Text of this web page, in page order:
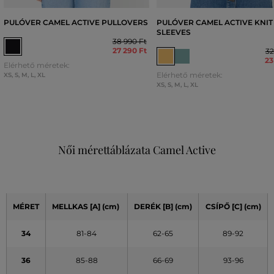
PULÓVER CAMEL ACTIVE PULLOVERS
38 990 Ft
27 290 Ft
Elérhető méretek:
XS, S, M, L, XL
PULÓVER CAMEL ACTIVE KNIT
SLEEVES
Elérhető méretek:
XS, S, M, L, XL
Női mérettáblázata Camel Active
MÉRET MELLKAS [A] (cm) DERÉK [B] (cm) CSÍPŐ[C] (cm)
34 81-84 62-65 89-92
36 85-88 66-69 93-96